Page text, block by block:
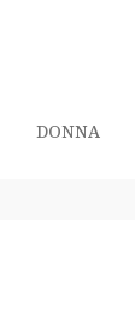
DONNA